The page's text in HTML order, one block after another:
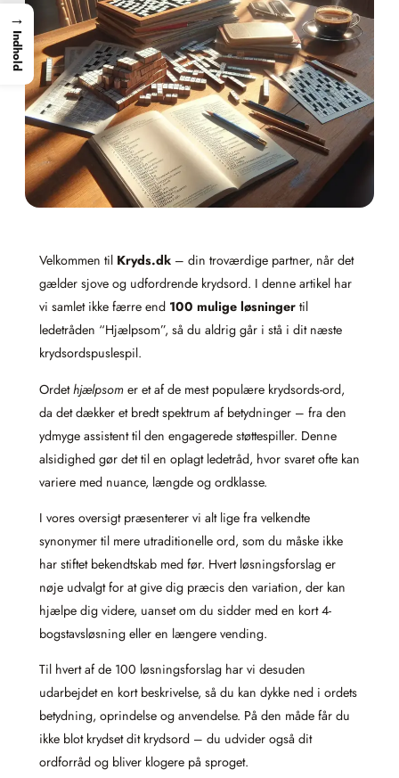
Velkommen til Kryds.dk – din troværdige partner, når det
gælder sjove og udfordrende krydsord. I denne artikel har
vi samlet ikke færre end 100 mulige løsninger til
ledetråden “Hjælpsom”, så du aldrig går i stå i dit næste
krydsordspuslespil.
Ordethjælpsom er et af de mest populære krydsords-ord,
da det dækker et bredt spektrum af betydninger – fra den
ydmyge assistent til den engagerede støttespiller. Denne
alsidighed gør det til en oplagt ledetråd, hvor svaret ofte kan
variere med nuance, længde og ordklasse.
I vores oversigt præsenterer vi alt lige fra velkendte
synonymer til mere utraditionelle ord, som du måske ikke
har stiftet bekendtskab med før. Hvert løsningsforslag er
nøje udvalgt for at give dig præcis den variation, der kan
hjælpe dig videre, uanset om du sidder med en kort 4-
bogstavsløsning eller en længere vending.
Til hvert af de 100 løsningsforslag har vi desuden
udarbejdet en kort beskrivelse, så du kan dykke ned i ordets
betydning, oprindelse og anvendelse. På den måde får du
ikke blot krydset dit krydsord – du udvider også dit
ordforråd og bliver klogere på sproget.
→
Indhold